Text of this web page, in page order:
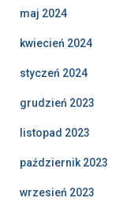
maj 2024
kwiecień 2024
styczeń 2024
grudzień 2023
listopad 2023
październik 2023
wrzesień 2023